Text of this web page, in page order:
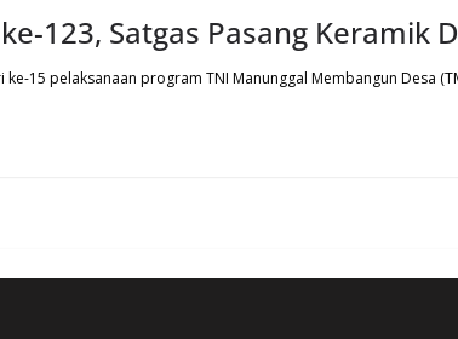
123, Satgas Pasang Keramik
ke-15 pelaksanaan program TNI Manunggal Membangun Desa